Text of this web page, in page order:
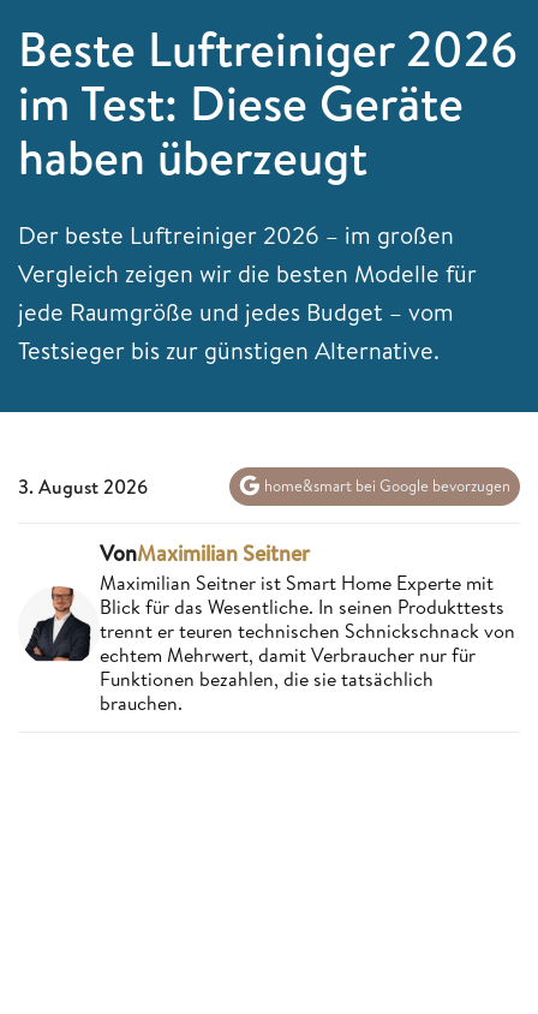
Beste Luftreiniger 2026
im Test: Diese Geräte
haben überzeugt
Der beste Luftreiniger 2026 – im großen
Vergleich zeigen wir die besten Modelle für
jede Raumgröße und jedes Budget – vom
Testsieger bis zur günstigen Alternative.
3. August 2026 home&smart bei Google bevorzugen
VonMaximilian Seitner
Maximilian Seitner ist Smart Home Experte mit
Blick für das Wesentliche. In seinen Produkttests
trennt er teuren technischen Schnickschnack von
echtem Mehrwert, damit Verbraucher nur für
Funktionen bezahlen, die sie tatsächlich
brauchen.